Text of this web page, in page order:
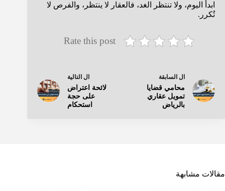
ابدأ اليوم، ولا تنتظر الغد، فالعقار لا ينتظر، والفرص لا
تُكرر.
Rate this post
ال السابقة
محامي قضايا
تمويل عقاري
بالرياض
ال التالية
لائحة اعتراض
على حجة
استحكام
مقالات مشابهة